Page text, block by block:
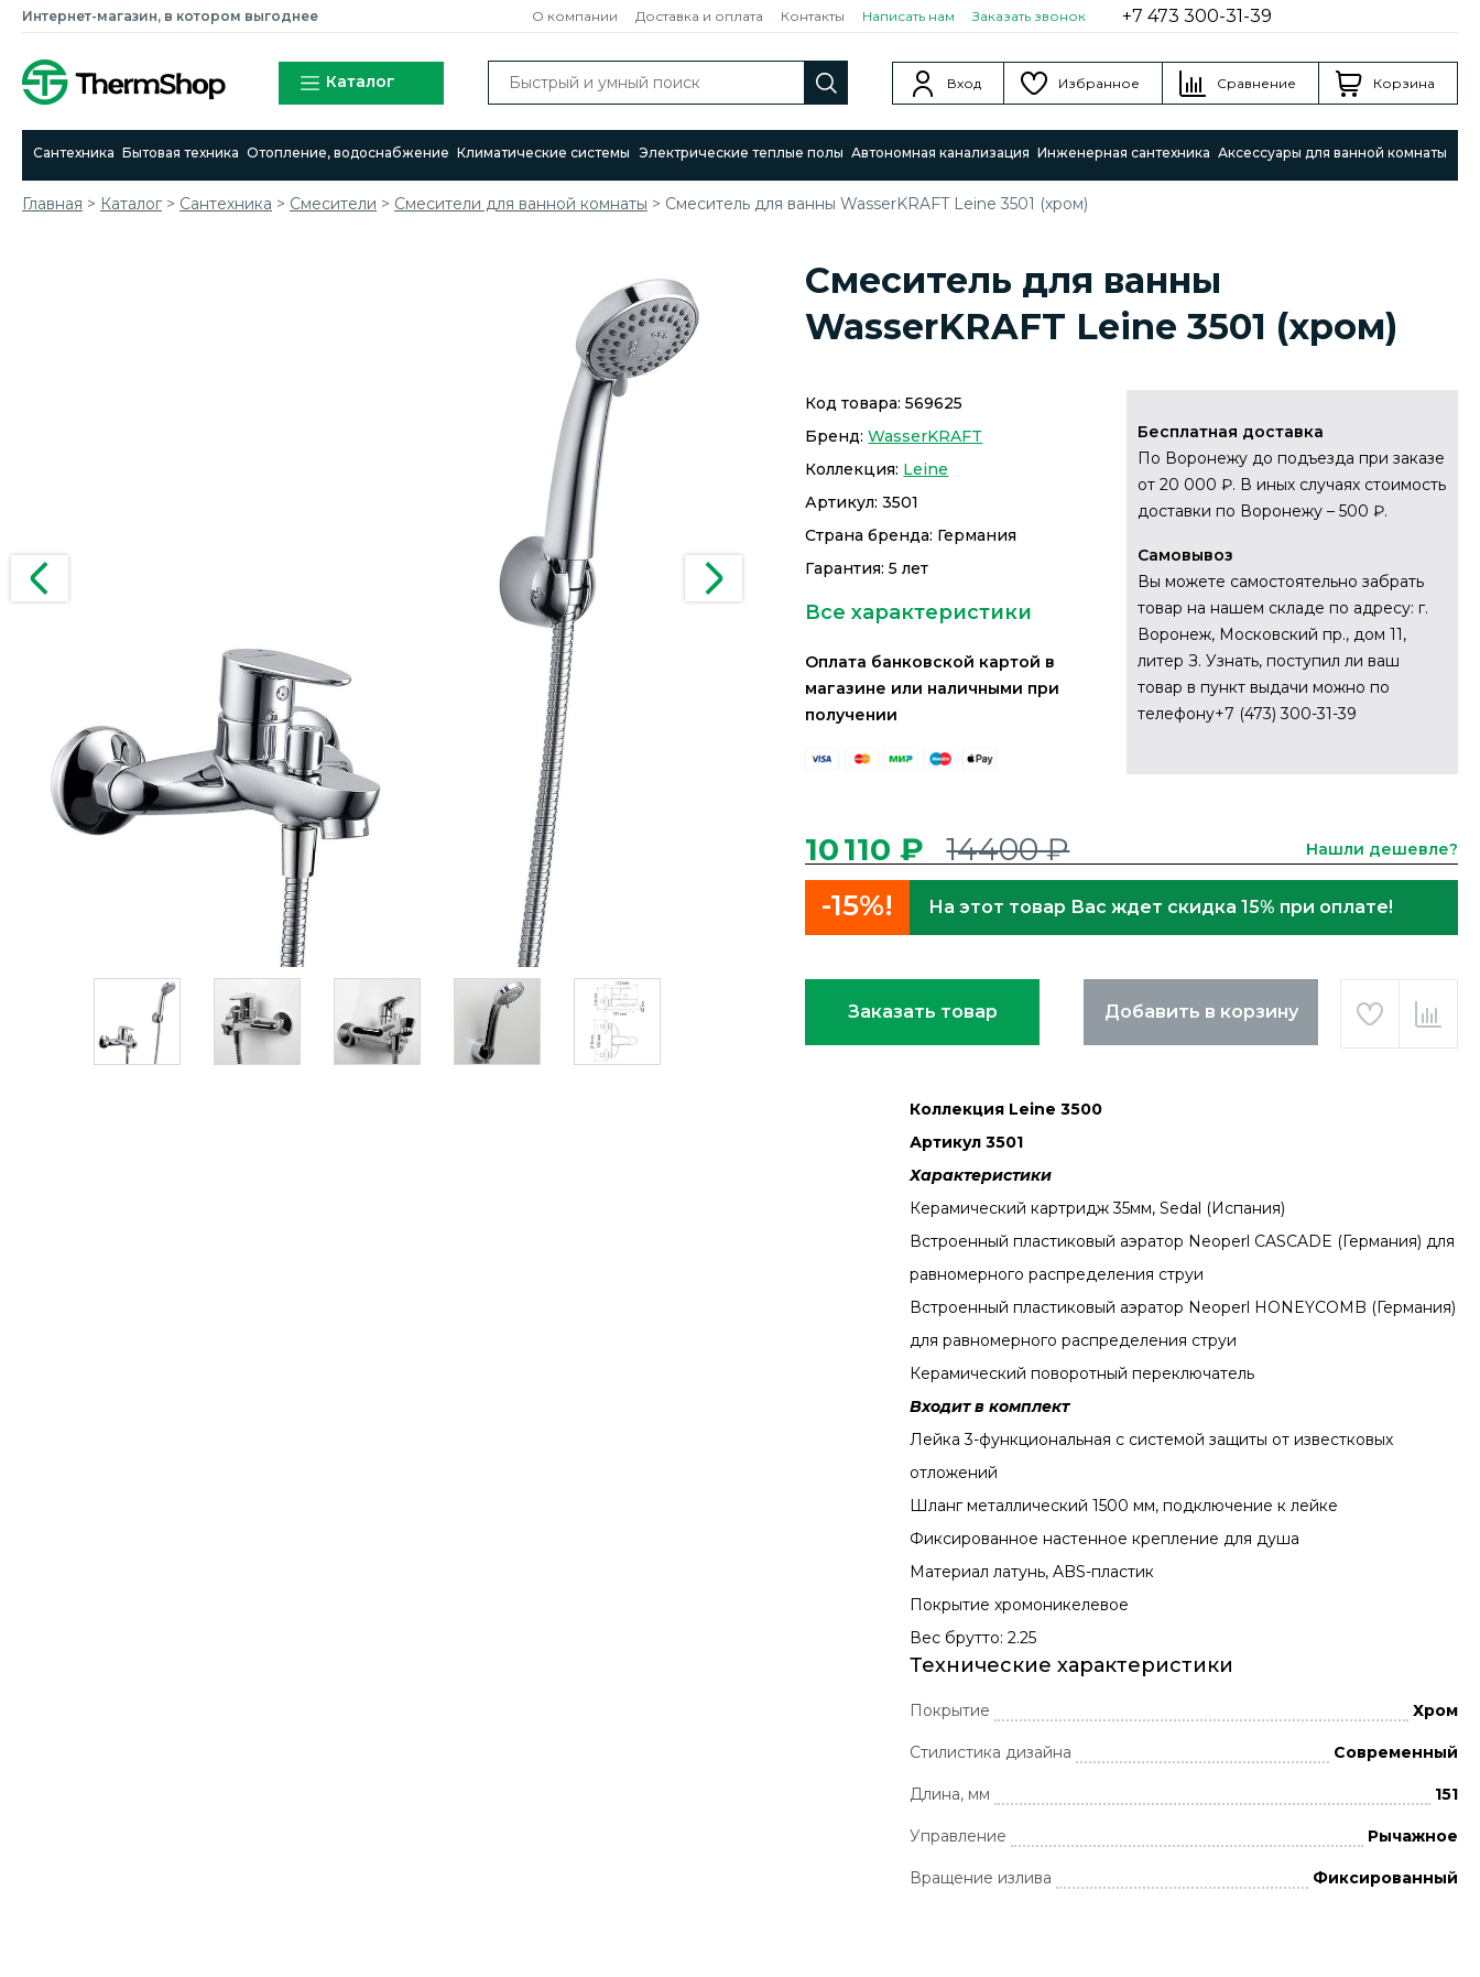
Интернет-магазин, в котором выгоднее О компании Доставка и оплата Контакты Написать нам Заказать звонок +7 473 300-31-39
Каталог Вход Избранное Сравнение Корзина
Сантехника Бытовая техника Отопление, водоснабжение Климатические системы Электрические теплые полы Автономная канализация Инженерная сантехника Аксессуары для ванной комнаты
Главная > Каталог > Сантехника > Смесители > Смесители для ванной комнаты > Смеситель для ванны WasserKRAFT Leine 3501 (хром)
Смеситель для ванны
WasserKRAFT Leine 3501 (хром)
Код товара:569625
Бренд:WasserKRAFT
Коллекция: Leine
Артикул:3501
Страна бренда: Германия
Гарантия: 5 лет
Все характеристики
Оплата банковской картой в
магазине или наличными при
получении
Бесплатная доставка
По Воронежу до подъезда при заказе
от 20 000 ₽. В иных случаях стоимость
доставки по Воронежу – 500 ₽.
Самовывоз
Вы можете самостоятельно забрать
товар на нашем складе по адресу: г.
Воронеж, Московский пр., дом 11,
литер З. Узнать, поступил ли ваш
товар в пункт выдачи можно по
телефону+7 (473) 300-31-39
10 110 ₽ 14400 ₽ Нашли дешевле?
-15%! На этот товар Вас ждет скидка 15% при оплате!
Заказать товар Добавить в корзину
Коллекция Leine 3500
Артикул 3501
Характеристики
Керамический картридж 35мм, Sedal (Испания)
Встроенный пластиковый аэратор Neoperl CASCADE (Германия) для
равномерного распределения струи
Встроенный пластиковый аэратор Neoperl HONEYCOMB (Германия)
для равномерного распределения струи
Керамический поворотный переключатель
Входит в комплект
Лейка 3-функциональная с системой защиты от известковых
отложений
Шланг металлический 1500 мм, подключение к лейке
Фиксированное настенное крепление для душа
Материал латунь, ABS-пластик
Покрытие хромоникелевое
Вес брутто: 2.25
Технические характеристики
Покрытие Хром
Стилистика дизайна Современный
Длина, мм 151
Управление Рычажное
Вращение излива Фиксированный